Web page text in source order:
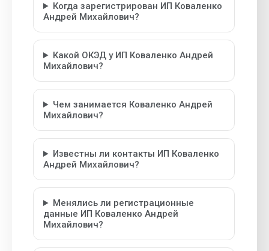
Когда зарегистрирован ИП Коваленко
Андрей Михайлович?
Какой ОКЭД у ИП Коваленко Андрей
Михайлович?
Чем занимается Коваленко Андрей
Михайлович?
Известны ли контакты ИП Коваленко
Андрей Михайлович?
Менялись ли регистрационные
данные ИП Коваленко Андрей
Михайлович?